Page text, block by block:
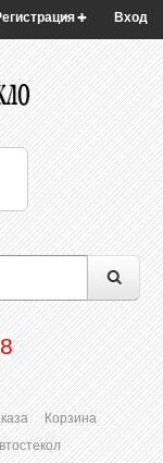
Вход
Корзина